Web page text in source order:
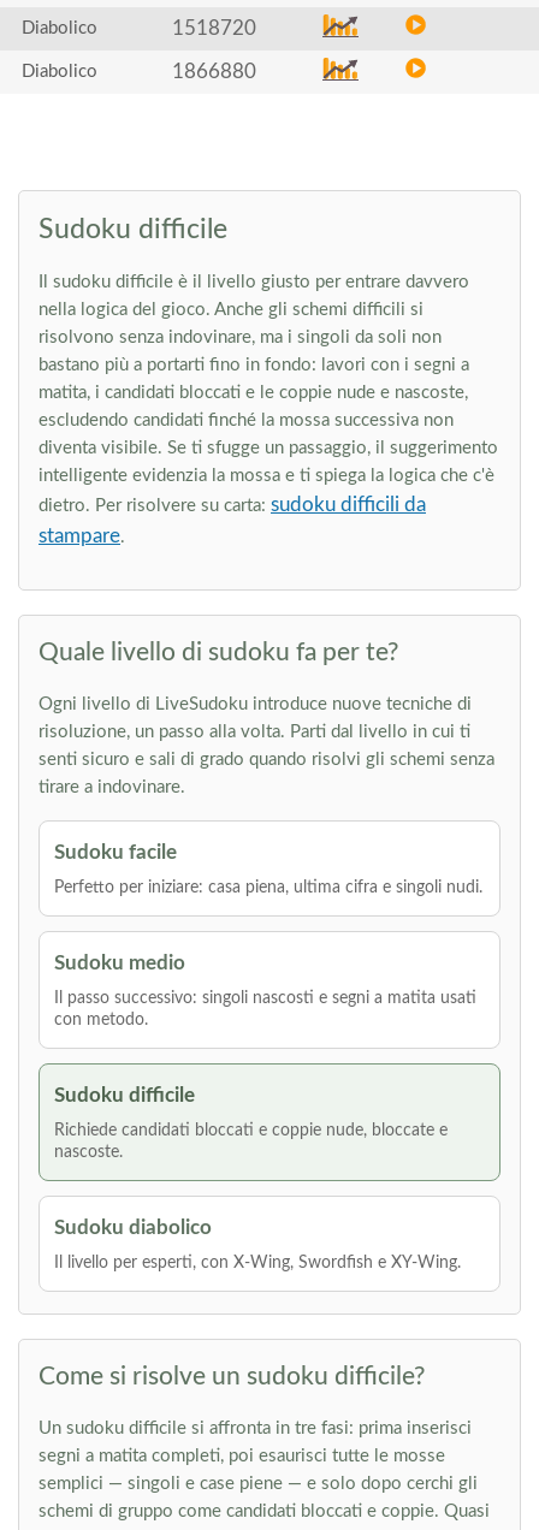
Diabolico 1518720
Diabolico 1866880
Sudoku difficile
Il sudoku difficile è il livello giusto per entrare davvero
nella logica del gioco. Anche gli schemi difficili si
risolvono senza indovinare, ma i singoli da soli non
bastano più a portarti fino in fondo: lavori con i segni a
matita, i candidati bloccati e le coppie nude e nascoste,
escludendo candidati finché la mossa successiva non
diventa visibile. Se ti sfugge un passaggio, il suggerimento
intelligente evidenzia la mossa e ti spiega la logica che c'è
dietro. Per risolvere su carta: sudoku difficili da
stampare.
Quale livello di sudoku fa per te?
Ogni livello di LiveSudoku introduce nuove tecniche di
risoluzione, un passo alla volta. Parti dal livello in cui ti
senti sicuro e sali di grado quando risolvi gli schemi senza
tirare a indovinare.
Sudoku facile
Perfetto per iniziare: casa piena, ultima cifra e singoli nudi.
Sudoku medio
Il passo successivo: singoli nascosti e segni a matita usati
con metodo.
Sudoku difficile
Richiede candidati bloccati e coppie nude, bloccate e
nascoste.
Sudoku diabolico
Il livello per esperti, con X-Wing, Swordfish e XY-Wing.
Come si risolve un sudoku difficile?
Un sudoku difficile si affronta in tre fasi: prima inserisci
segni a matita completi, poi esaurisci tutte le mosse
semplici — singoli e case piene — e solo dopo cerchi gli
schemi di gruppo come candidati bloccati e coppie. Quasi